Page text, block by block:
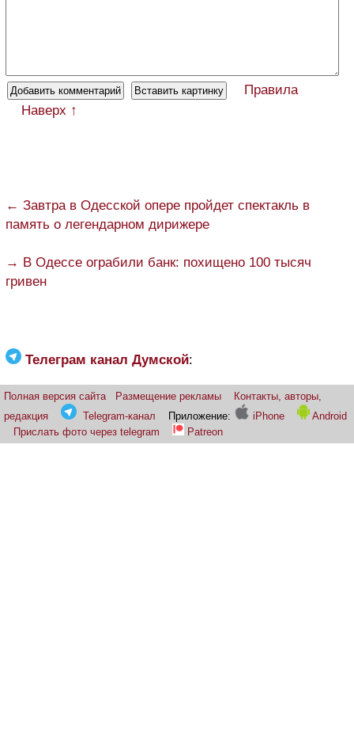
Правила
Наверх ↑
← Завтра в Одесской опере пройдет спектакль в
память о легендарном дирижере
→ В Одессе ограбили банк: похищено 100 тысяч
гривен
Телеграм канал Думской:
Полная версия сайта Размещение рекламы
Контакты, авторы,
редакция
Telegram-канал Приложение: iPhone
Android
Прислать фото через telegram
Patreon